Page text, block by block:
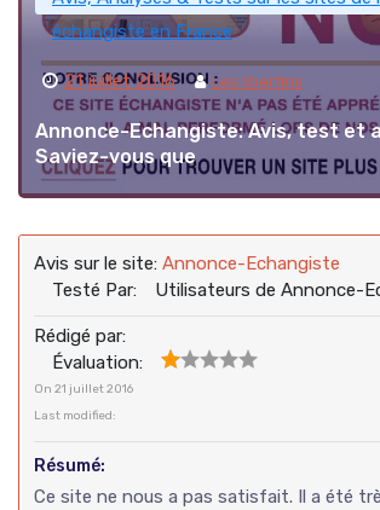
échangiste en France
21 juillet 2016 Les libertins
Annonce-Echangiste: Avis, test et
Saviez-vous que
Avis sur le site: Annonce-Echangiste
Testé Par:
Utilisateurs de Annonce-
Rédigé par:
Évaluation:
On 21 juillet 2016
Last modified:
Résumé:
Ce site ne nous a pas satisfait. Il a été